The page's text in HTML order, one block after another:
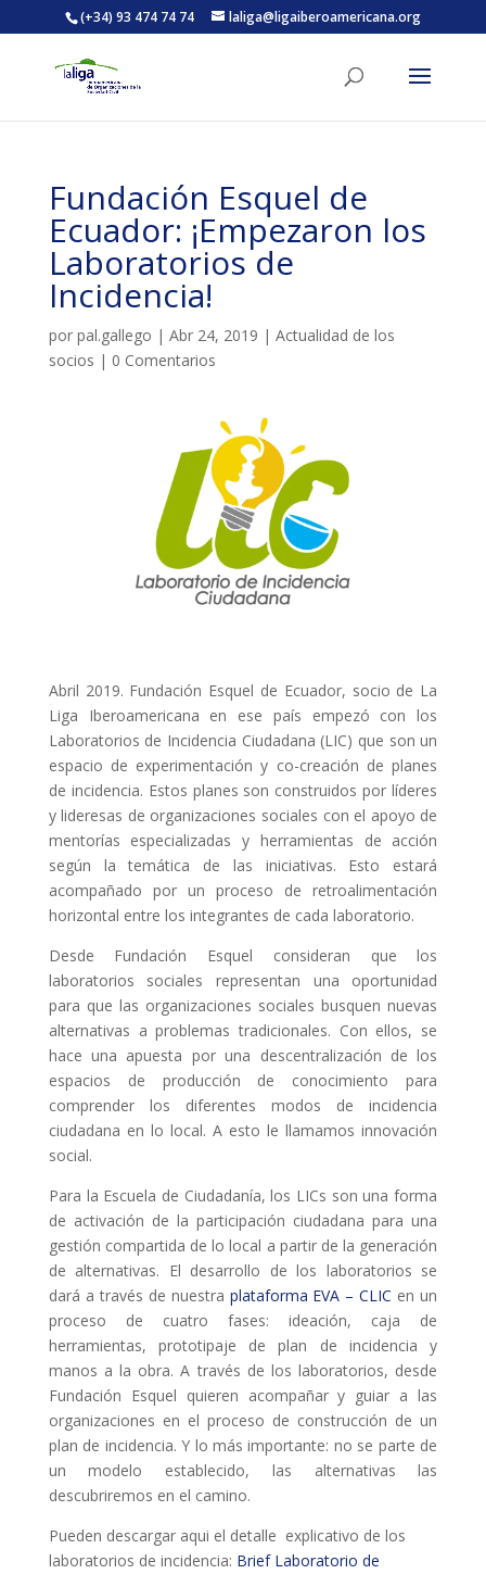
(+34) 93 474 74 74 laliga@ligaiberoamericana.org
Fundación Esquel de
Ecuador: ¡Empezaron los
Laboratorios de
Incidencia!
por pal.gallego | Abr 24, 2019 | Actualidad de los
socios | 0 Comentarios
Abril 2019. Fundación Esquel de Ecuador, socio de La
Liga Iberoamericana en ese país empezó con los
Laboratorios de Incidencia Ciudadana (LIC) que son un
espacio de experimentación y co-creación de planes
de incidencia. Estos planes son construidos por líderes
y lideresas de organizaciones sociales con el apoyo de
mentorías especializadas y herramientas de acción
según la temática de las iniciativas. Esto estará
acompañado por un proceso de retroalimentación
horizontal entre los integrantes de cada laboratorio.
Desde Fundación Esquel consideran que los
laboratorios sociales representan una oportunidad
para que las organizaciones sociales busquen nuevas
alternativas a problemas tradicionales. Con ellos, se
hace una apuesta por una descentralización de los
espacios de producción de conocimiento para
comprender los diferentes modos de incidencia
ciudadana en lo local. A esto le llamamos innovación
social.
Para la Escuela de Ciudadanía, los LICs son una forma
de activación de la participación ciudadana para una
gestión compartida de lo local a partir de la generación
de alternativas. El desarrollo de los laboratorios se
dará a través de nuestra plataforma EVA – CLIC en un
proceso de cuatro fases: ideación, caja de
herramientas, prototipaje de plan de incidencia y
manos a la obra. A través de los laboratorios, desde
Fundación Esquel quieren acompañar y guiar a las
organizaciones en el proceso de construcción de un
plan de incidencia. Y lo más importante: no se parte de
un modelo establecido, las alternativas las
descubriremos en el camino.
Pueden descargar aqui el detalle explicativo de los
laboratorios de incidencia: Brief Laboratorio de
ACTIVITATS D'ESTIU
MÓN ESCOLAR
ALBERG CENTRE ESPLAI
FORMACIÓ
CASES DE COLÒNIES
ACCIÓ SOCIAL I JOVES
ESPLAIS
SUPORT TERCER SECTOR
CONEIX FUNDESPLAI
La Fundació
L'equip
Missió i valors
Els comptes clars
Memòria d'activitats
ACTUALITAT
Notícies
Butlletins
Diari de la Fundació
Fundesplai als mitjans
Xarxes socials
COL·LABORA
Fes voluntariat